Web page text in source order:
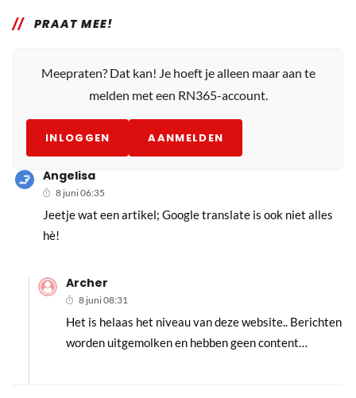
PRAAT MEE!
Meepraten? Dat kan! Je hoeft je alleen maar aan te
melden met een RN365-account.
INLOGGEN AANMELDEN
Angelisa
8 juni 06:35
Jeetje wat een artikel; Google translate is ook niet alles
hè!
Archer
8 juni 08:31
Het is helaas het niveau van deze website.. Berichten
worden uitgemolken en hebben geen content…